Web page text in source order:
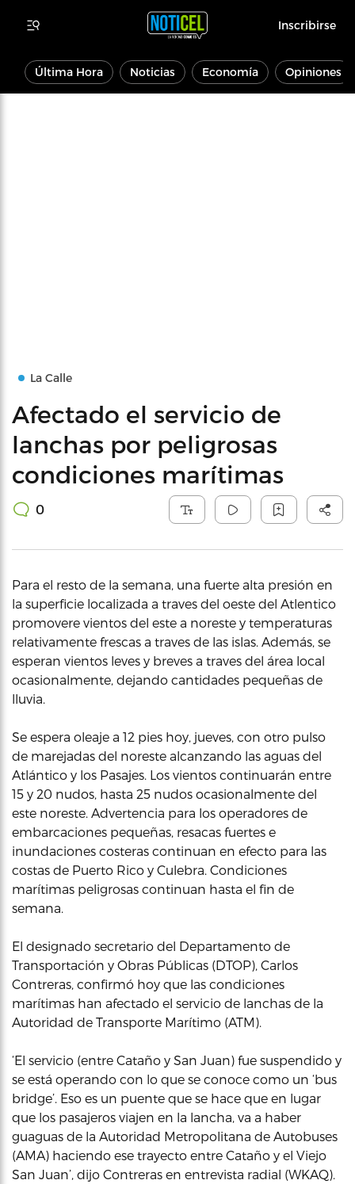
Inscribirse
Última Hora Noticias Economía Opiniones
La Calle
Afectado el servicio de
lanchas por peligrosas
condiciones marítimas
0
Para el resto de la semana, una fuerte alta presión en
la superficie localizada a traves del oeste del Atlentico
promovere vientos del este a noreste y temperaturas
relativamente frescas a traves de las islas. Además, se
esperan vientos leves y breves a traves del área local
ocasionalmente, dejando cantidades pequeñas de
lluvia.
Se espera oleaje a 12 pies hoy, jueves, con otro pulso
de marejadas del noreste alcanzando las aguas del
Atlántico y los Pasajes. Los vientos continuarán entre
15 y 20 nudos, hasta 25 nudos ocasionalmente del
este noreste. Advertencia para los operadores de
embarcaciones pequeñas, resacas fuertes e
inundaciones costeras continuan en efecto para las
costas de Puerto Rico y Culebra. Condiciones
marítimas peligrosas continuan hasta el fin de
semana.
El designado secretario del Departamento de
Transportación y Obras Públicas (DTOP), Carlos
Contreras, confirmó hoy que las condiciones
marítimas han afectado el servicio de lanchas de la
Autoridad de Transporte Marítimo (ATM).
‘El servicio (entre Cataño y San Juan) fue suspendido y
se está operando con lo que se conoce como un ‘bus
bridge’. Eso es un puente que se hace que en lugar
que los pasajeros viajen en la lancha, va a haber
guaguas de la Autoridad Metropolitana de Autobuses
(AMA) haciendo ese trayecto entre Cataño y el Viejo
San Juan’, dijo Contreras en entrevista radial (WKAQ).